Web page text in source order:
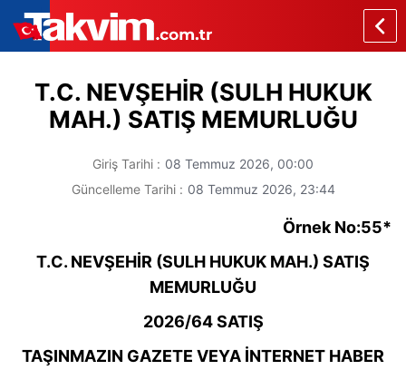
T.C. NEVŞEHİR (SULH HUKUK
MAH.) SATIŞ MEMURLUĞU
Giriş Tarihi : 08 Temmuz 2026, 00:00
Güncelleme Tarihi : 08 Temmuz 2026, 23:44
Örnek No:55*
T.C. NEVŞEHİR (SULH HUKUK MAH.) SATIŞ
MEMURLUĞU
2026/64 SATIŞ
TAŞINMAZIN GAZETE VEYA İNTERNET HABER